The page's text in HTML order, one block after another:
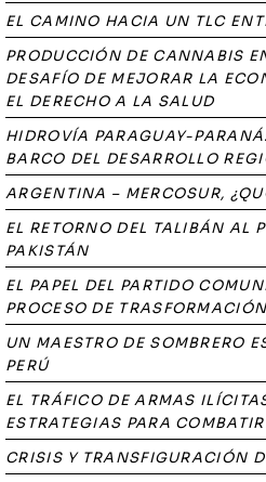
EL CAMINO HACIA UN TLC
PRODUCCIÓN DE CANNABIS
DESAFÍO DE MEJORAR LA
EL DERECHO A LA SALUD
HIDROVÍA PARAGUAY-
BARCO DEL DESARROLLO
ARGENTINA – MERCOSUR,
EL RETORNO DEL TALIBÁN AL
PAKISTÁN
EL PAPEL DEL PARTIDO
PROCESO DE
UN MAESTRO DE SOMBRERO
PERÚ
EL TRÁFICO DE ARMAS
ESTRATEGIAS PARA
CRISIS Y TRANSFIGURACIÓN